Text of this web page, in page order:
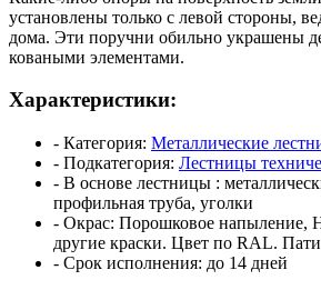
установлены только с левой стороны,
дома. Эти поручни обильно украшены
коваными элементами.
Характеристики:
- Категория: Металлические
- Подкатегория: Лестницы
- В основе лестницы :
профильная труба, уголки
- Окрас: Порошковое напыление,
другие краски. Цвет по RAL.
- Срок исполнения: до 14 дней